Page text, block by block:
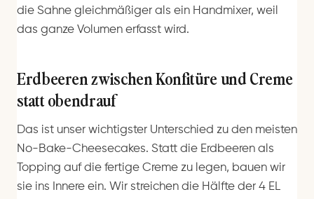
die Sahne gleichmäßiger als ein Handmixer, weil
das ganze Volumen erfasst wird.
Erdbeeren zwischen Konfitüre und Creme
statt obendrauf
Das ist unser wichtigster Unterschied zu den meisten
No-Bake-Cheesecakes. Statt die Erdbeeren als
Topping auf die fertige Creme zu legen, bauen wir
sie ins Innere ein. Wir streichen die Hälfte der 4 EL